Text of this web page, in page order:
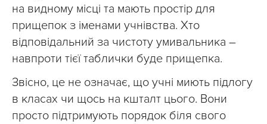
на видному місці та мають простір для
прищепок з іменами учнівства. Хто
відповідальний за чистоту умивальника –
навпроти тієї таблички буде прищепка.
Звісно, це не означає, що учні миють підлогу
в класах чи щось на кшталт цього. Вони
просто підтримують порядок біля свого